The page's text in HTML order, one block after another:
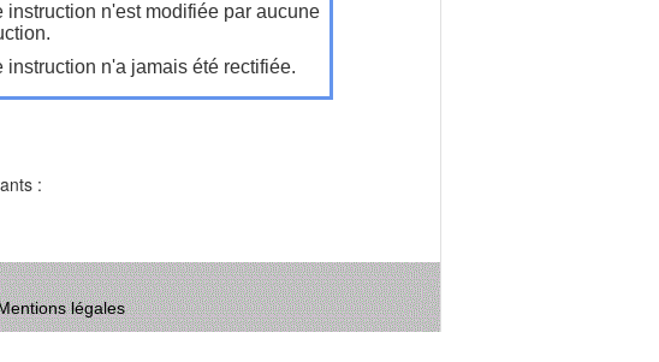
instruction n'est modifiée par aucune
instruction n'a jamais été rectifiée.
:
légales